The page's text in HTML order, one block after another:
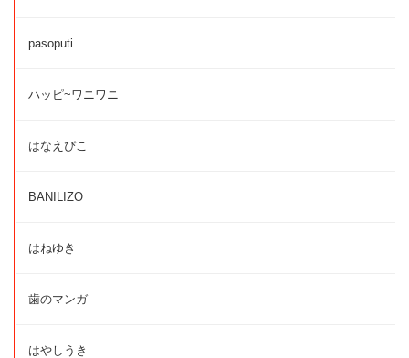
pasoputi
ハッピ~ワニワニ
はなえぴこ
BANILIZO
はねゆき
歯のマンガ
はやしうき